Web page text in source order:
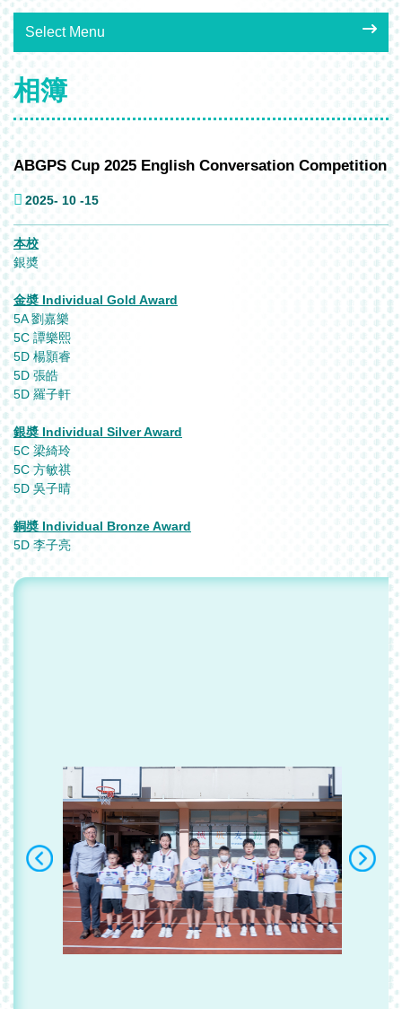
Select Menu
相簿
ABGPS Cup 2025 English Conversation Competition
2025- 10 -15
本校
銀奬
金奬 Individual Gold Award
5A 劉嘉樂
5C 譚樂熙
5D 楊顥睿
5D 張皓
5D 羅子軒
銀奬 Individual Silver Award
5C 梁綺玲
5C 方敏祺
5D 吳子晴
銅奬 Individual Bronze Award
5D 李子亮